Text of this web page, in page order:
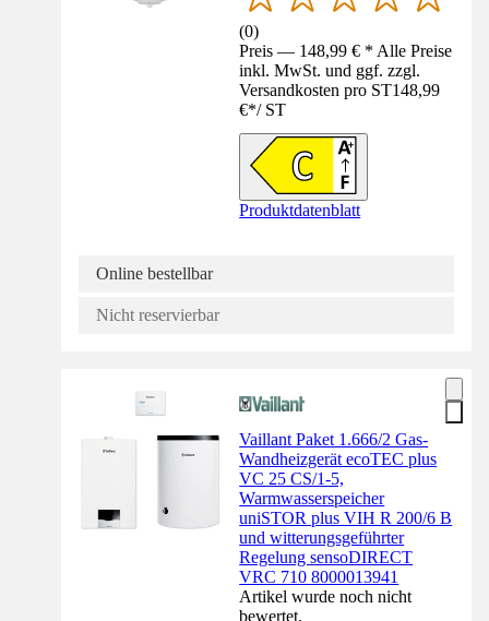
(0)
Preis — 148,99 € * Alle Preise
inkl. MwSt. und ggf. zzgl.
Versandkosten pro ST148,99
€*/ ST
Produktdatenblatt
Online bestellbar
Nicht reservierbar
Vaillant Paket 1.666/2 Gas-
Wandheizgerät ecoTEC plus
VC 25 CS/1-5,
Warmwasserspeicher
uniSTOR plus VIH R 200/6 B
und witterungsgeführter
Regelung sensoDIRECT
VRC 710 8000013941
Artikel wurde noch nicht
bewertet.